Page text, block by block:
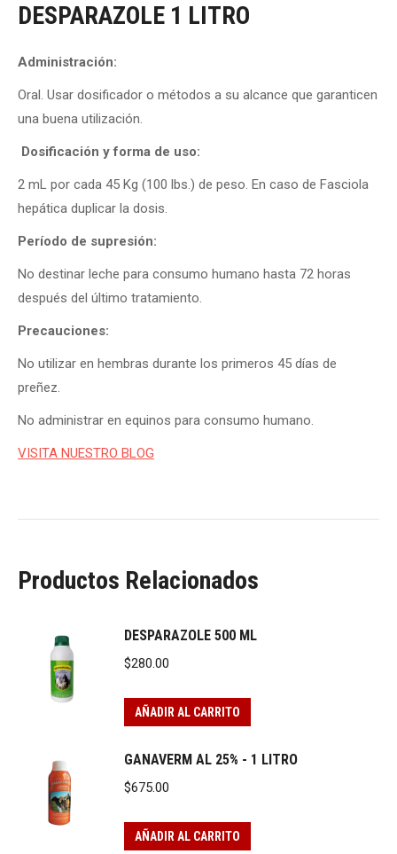
DESPARAZOLE 1 LITRO
Administración:
Oral. Usar dosificador o métodos a su alcance que garanticen
una buena utilización.
Dosificación y forma de uso:
2 mL por cada 45 Kg (100 lbs.) de peso. En caso de Fasciola
hepática duplicar la dosis.
Período de supresión:
No destinar leche para consumo humano hasta 72 horas
después del último tratamiento.
Precauciones:
No utilizar en hembras durante los primeros 45 días de
preñez.
No administrar en equinos para consumo humano.
VISITA NUESTRO BLOG
Productos Relacionados
DESPARAZOLE 500 ML
$280.00
AÑADIR AL CARRITO
GANAVERM AL 25% - 1 LITRO
$675.00
AÑADIR AL CARRITO